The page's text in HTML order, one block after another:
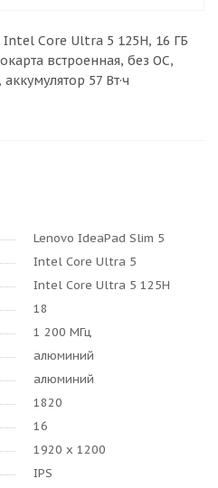
Intel Core Ultra 5 125H, 16 ГБ
встроенная, без ОС,
57 Вт·ч
Lenovo IdeaPad Slim 5
Intel Core Ultra 5
Intel Core Ultra 5 125H
18
1 200 МГц
алюминий
алюминий
1820
16
1920 x 1200
IPS